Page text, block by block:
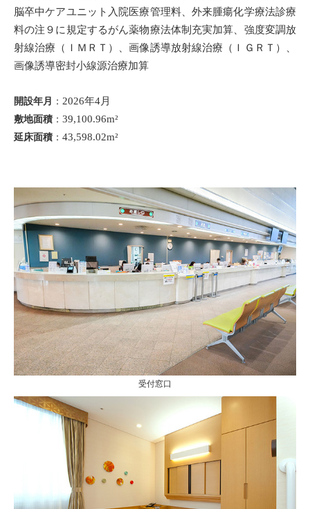
脳卒中ケアユニット入院医療管理料、外来腫瘍化学療法診療
料の注９に規定するがん薬物療法体制充実加算、強度変調放
射線治療（ＩＭＲＴ）、画像誘導放射線治療（ＩＧＲＴ）、
画像誘導密封小線源治療加算
開設年月 ： 2026年4月
敷地面積 ： 39,100.96m²
延床面積 ： 43,598.02m²
受付窓口